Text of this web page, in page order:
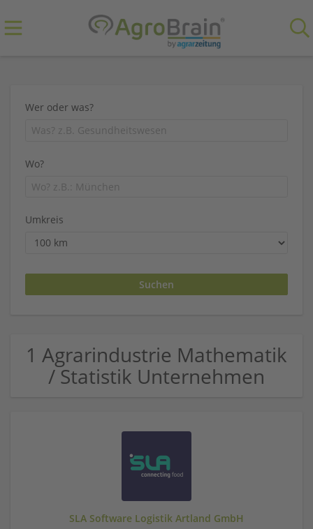
Wer oder was?
Wo?
Umkreis
1 Agrarindustrie Mathematik
/ Statistik Unternehmen
SLA Software Logistik Artland GmbH